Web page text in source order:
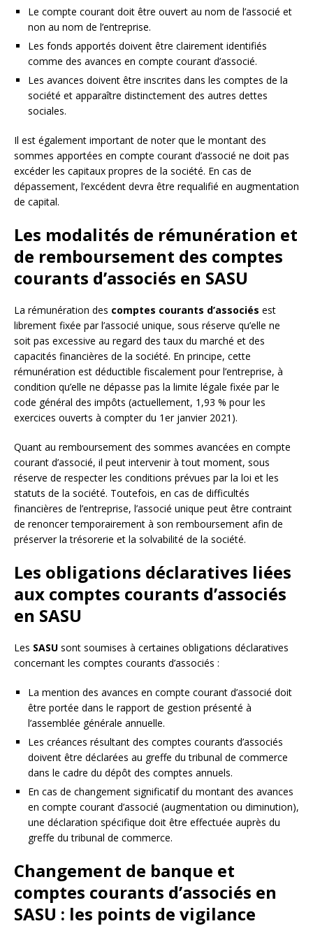
Le compte courant doit être ouvert au nom de l’associé et
non au nom de l’entreprise.
Les fonds apportés doivent être clairement identifiés
comme des avances en compte courant d’associé.
Les avances doivent être inscrites dans les comptes de la
société et apparaître distinctement des autres dettes
sociales.
Il est également important de noter que le montant des
sommes apportées en compte courant d’associé ne doit pas
excéder les capitaux propres de la société. En cas de
dépassement, l’excédent devra être requalifié en augmentation
de capital.
Les modalités de rémunération et
de remboursement des comptes
courants d’associés en SASU
La rémunération des comptes courants d’associés est
librement fixée par l’associé unique, sous réserve qu’elle ne
soit pas excessive au regard des taux du marché et des
capacités financières de la société. En principe, cette
rémunération est déductible fiscalement pour l’entreprise, à
condition qu’elle ne dépasse pas la limite légale fixée par le
code général des impôts (actuellement, 1,93 % pour les
exercices ouverts à compter du 1er janvier 2021).
Quant au remboursement des sommes avancées en compte
courant d’associé, il peut intervenir à tout moment, sous
réserve de respecter les conditions prévues par la loi et les
statuts de la société. Toutefois, en cas de difficultés
financières de l’entreprise, l’associé unique peut être contraint
de renoncer temporairement à son remboursement afin de
préserver la trésorerie et la solvabilité de la société.
Les obligations déclaratives liées
aux comptes courants d’associés
en SASU
Les SASU sont soumises à certaines obligations déclaratives
concernant les comptes courants d’associés :
La mention des avances en compte courant d’associé doit
être portée dans le rapport de gestion présenté à
l’assemblée générale annuelle.
Les créances résultant des comptes courants d’associés
doivent être déclarées au greffe du tribunal de commerce
dans le cadre du dépôt des comptes annuels.
En cas de changement significatif du montant des avances
en compte courant d’associé (augmentation ou diminution),
une déclaration spécifique doit être effectuée auprès du
greffe du tribunal de commerce.
Changement de banque et
comptes courants d’associés en
SASU : les points de vigilance